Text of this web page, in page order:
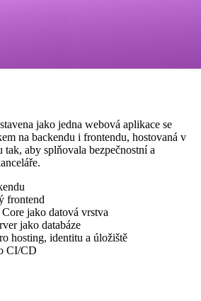
jako jedna webová aplikace se
na backendu i frontendu, hostovaná v
tak, aby splňovala bezpečnostní a
frontend
jako datová vrstva
jako databáze
hosting, identitu a úložiště
CI/CD